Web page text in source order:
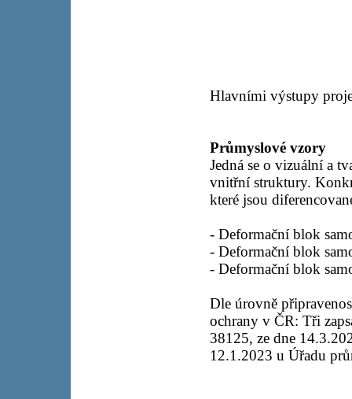
Hlavními výstupy
Průmyslové vzory
Jedná se o vizuální a
vnitřní struktury.
které jsou
- Deformační blok
- Deformační blok
- Deformační blok
Dle úrovně
ochrany v ČR: Tři
38125, ze dne
12.1.2023 u Úřadu